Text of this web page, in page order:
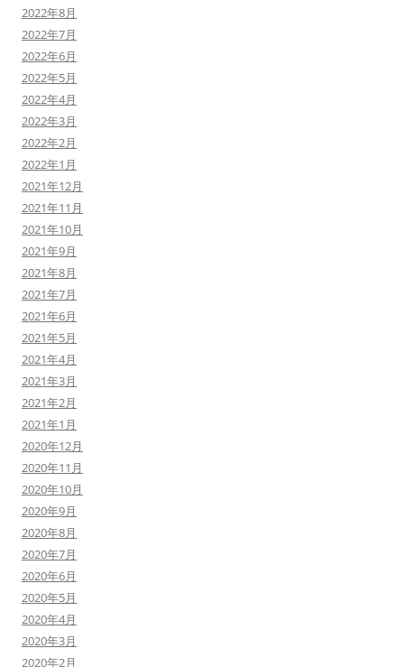
2022年8月
2022年7月
2022年6月
2022年5月
2022年4月
2022年3月
2022年2月
2022年1月
2021年12月
2021年11月
2021年10月
2021年9月
2021年8月
2021年7月
2021年6月
2021年5月
2021年4月
2021年3月
2021年2月
2021年1月
2020年12月
2020年11月
2020年10月
2020年9月
2020年8月
2020年7月
2020年6月
2020年5月
2020年4月
2020年3月
2020年2月